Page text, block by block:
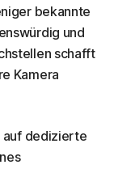
bekannte
und
schafft
Kamera
auf dedizierte